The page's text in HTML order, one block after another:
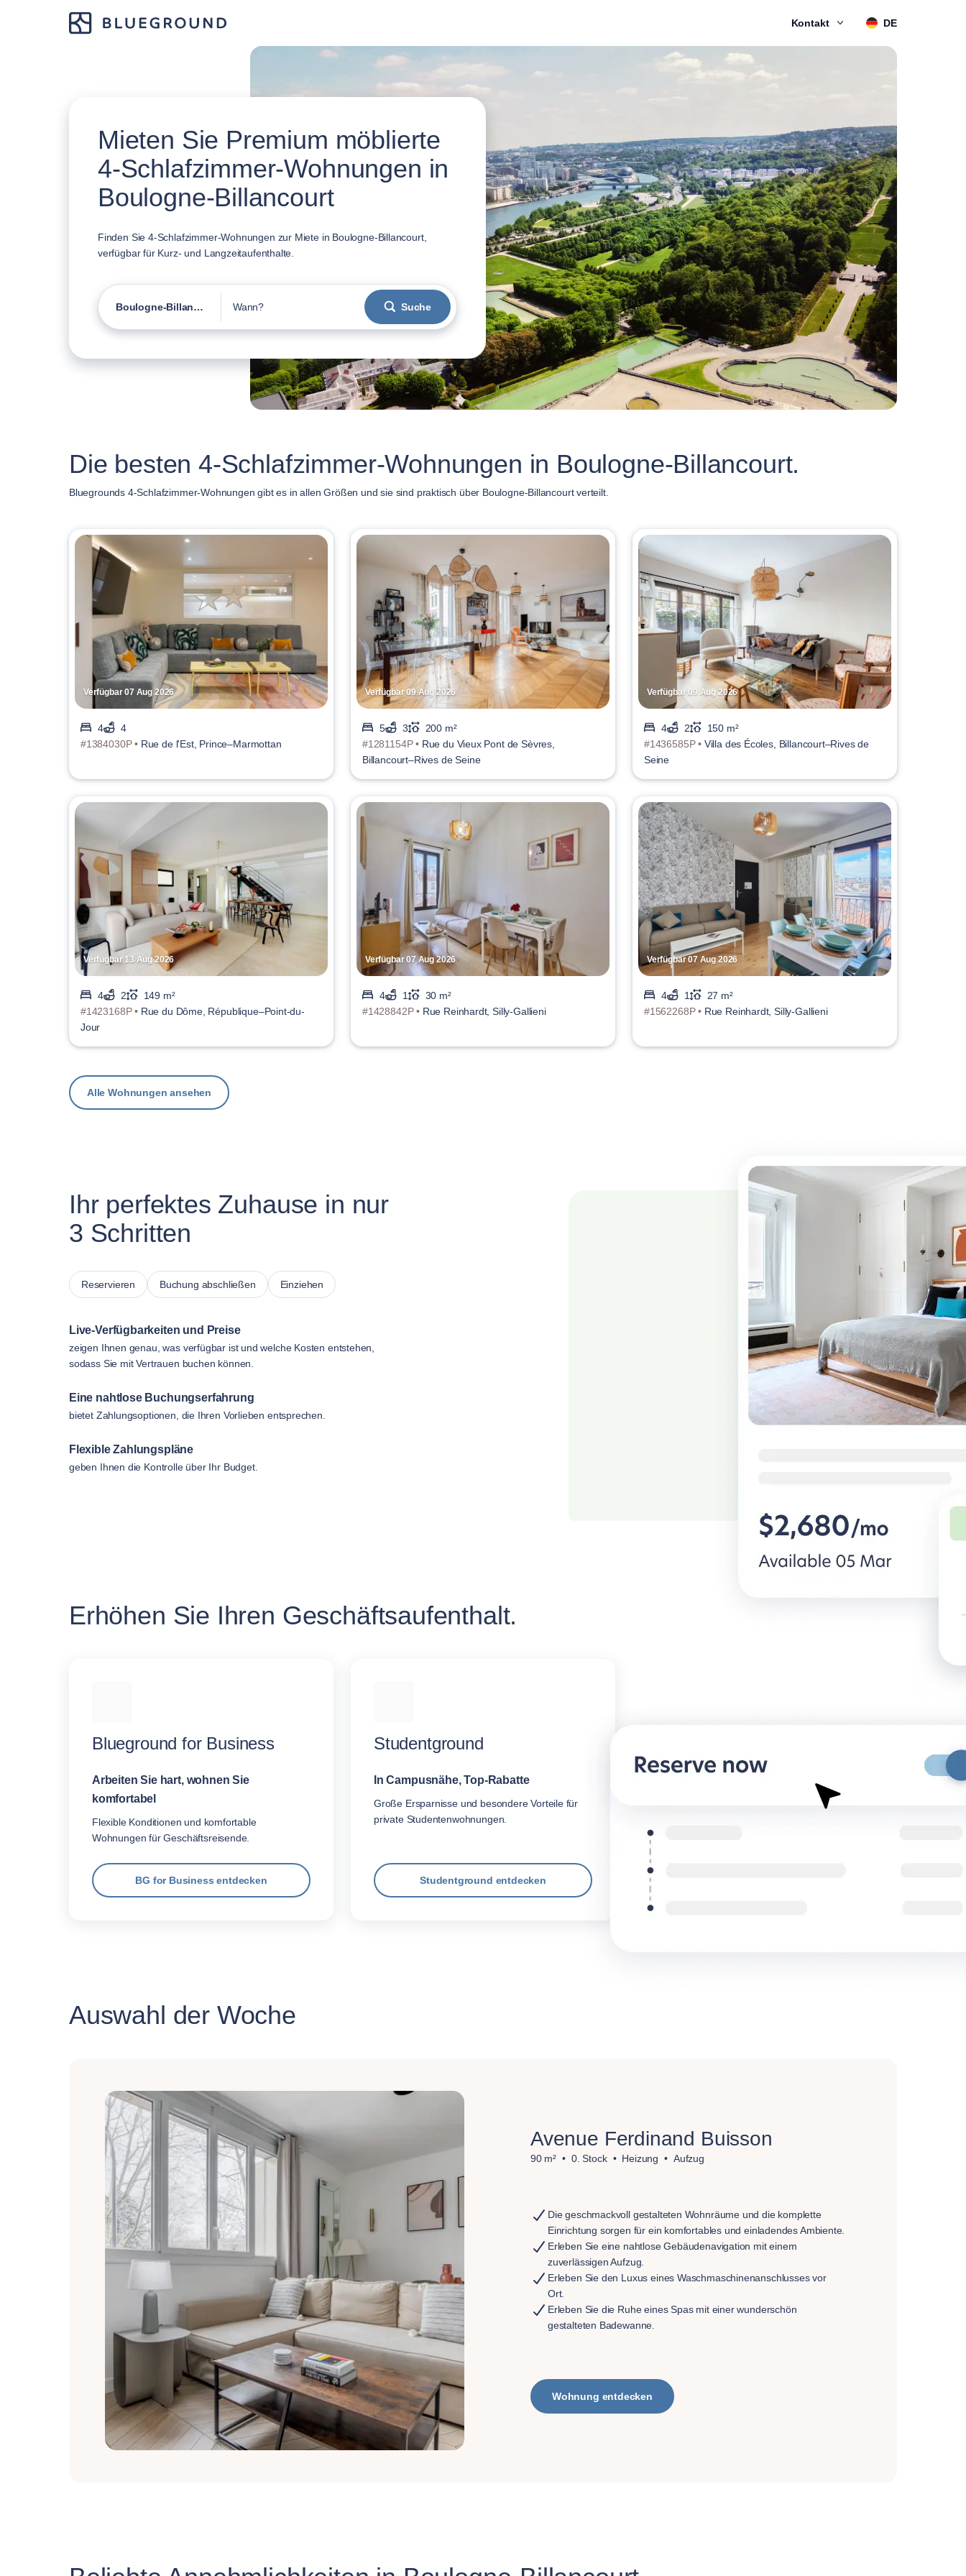
Kontakt DE
Mieten Sie Premium möblierte
4-Schlafzimmer-Wohnungen in
Boulogne-Billancourt
Finden Sie 4-Schlafzimmer-Wohnungen zur Miete in Boulogne-Billancourt,
verfügbar für Kurz- und Langzeitaufenthalte.
Boulogne-Billancourt Wann? Suche
Die besten 4-Schlafzimmer-Wohnungen in Boulogne-Billancourt.
Bluegrounds 4-Schlafzimmer-Wohnungen gibt es in allen Größen und sie sind praktisch über Boulogne-Billancourt verteilt.
Verfügbar 07 Aug 2026
4
4
#1384030P • Rue de l'Est, Prince–Marmottan
Verfügbar 09 Aug 2026
5 3
200 m²
#1281154P • Rue du Vieux Pont de Sèvres,
Billancourt–Rives de Seine
Verfügbar 09 Aug 2026
4 2
150 m²
#1436585P • Villa des Écoles, Billancourt–Rives de
Seine
Verfügbar 13 Aug 2026
4 2
149 m²
#1423168P • Rue du Dôme, République–Point-du-
Jour
Verfügbar 07 Aug 2026
4 1
30 m²
#1428842P • Rue Reinhardt, Silly-Gallieni
Verfügbar 07 Aug 2026
4 1
27 m²
#1562268P • Rue Reinhardt, Silly-Gallieni
Alle Wohnungen ansehen
Ihr perfektes Zuhause in nur
3 Schritten
Reservieren Buchung abschließen Einziehen
Live-Verfügbarkeiten und Preise
zeigen Ihnen genau, was verfügbar ist und welche Kosten entstehen,
sodass Sie mit Vertrauen buchen können.
Eine nahtlose Buchungserfahrung
bietet Zahlungsoptionen, die Ihren Vorlieben entsprechen.
Flexible Zahlungspläne
geben Ihnen die Kontrolle über Ihr Budget.
Erhöhen Sie Ihren Geschäftsaufenthalt.
Blueground for Business
Arbeiten Sie hart, wohnen Sie
komfortabel
Flexible Konditionen und komfortable
Wohnungen für Geschäftsreisende.
BG for Business entdecken
Studentground
In Campusnähe, Top-Rabatte
Große Ersparnisse und besondere Vorteile für
private Studentenwohnungen.
Studentground entdecken
Auswahl der Woche
Avenue Ferdinand Buisson
90 m² 0. Stock Heizung Aufzug
Die geschmackvoll gestalteten Wohnräume und die komplette
Einrichtung sorgen für ein komfortables und einladendes Ambiente.
Erleben Sie eine nahtlose Gebäudenavigation mit einem
zuverlässigen Aufzug.
Erleben Sie den Luxus eines Waschmaschinenanschlusses vor
Ort.
Erleben Sie die Ruhe eines Spas mit einer wunderschön
gestalteten Badewanne.
Wohnung entdecken